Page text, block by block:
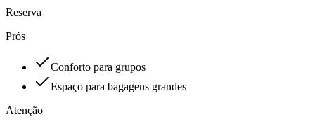
Reserva
Prós
Conforto para grupos
Espaço para bagagens grandes
Atenção